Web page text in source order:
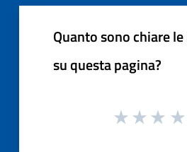
Quanto sono chiare
su questa pagina?